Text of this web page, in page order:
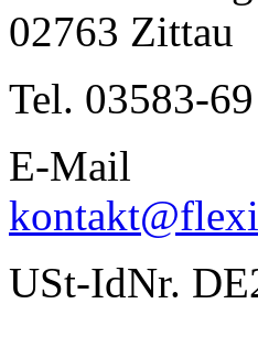
02763 Zittau
Tel. 03583-
E-Mail
USt-IdNr.